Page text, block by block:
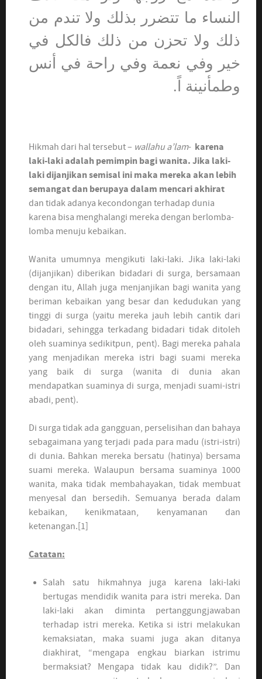
النساء ما تتضرر بذلك ولا تندم من
ذلك ولا تحزن من ذلك فالكل في
خير وفي نعمة وفي راحة في أنس
وطمأنينة اً.
Hikmah dari hal tersebut – wallahu a’lam- karena
laki-laki adalah pemimpin bagi wanita. Jika laki-
laki dijanjikan semisal ini maka mereka akan lebih
semangat dan berupaya dalam mencari akhirat
dan tidak adanya kecondongan terhadap dunia
karena bisa menghalangi mereka dengan berlomba-
lomba menuju kebaikan.
Wanita umumnya mengikuti laki-laki. Jika laki-laki
(dijanjikan) diberikan bidadari di surga, bersamaan
dengan itu, Allah juga menjanjikan bagi wanita yang
beriman kebaikan yang besar dan kedudukan yang
tinggi di surga (yaitu mereka jauh lebih cantik dari
bidadari, sehingga terkadang bidadari tidak ditoleh
oleh suaminya sedikitpun, pent). Bagi mereka pahala
yang menjadikan mereka istri bagi suami mereka
yang baik di surga (wanita di dunia akan
mendapatkan suaminya di surga, menjadi suami-istri
abadi, pent).
Di surga tidak ada gangguan, perselisihan dan bahaya
sebagaimana yang terjadi pada para madu (istri-istri)
di dunia. Bahkan mereka bersatu (hatinya) bersama
suami mereka. Walaupun bersama suaminya 1000
wanita, maka tidak membahayakan, tidak membuat
menyesal dan bersedih. Semuanya berada dalam
kebaikan, kenikmataan, kenyamanan dan
ketenangan.[1]
Catatan:
Salah satu hikmahnya juga karena laki-laki
bertugas mendidik wanita para istri mereka. Dan
laki-laki akan diminta pertanggungjawaban
terhadap istri mereka. Ketika si istri melakukan
kemaksiatan, maka suami juga akan ditanya
diakhirat, “mengapa engkau biarkan istrimu
bermaksiat? Mengapa tidak kau didik?”. Dan